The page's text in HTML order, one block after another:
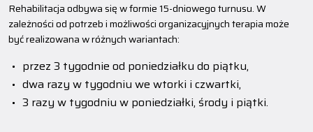
Rehabilitacja odbywa się w formie 15-dniowego turnusu. W
zależności od potrzeb i możliwości organizacyjnych terapia może
być realizowana w różnych wariantach:
przez 3 tygodnie od poniedziałku do piątku,
dwa razy w tygodniu we wtorki i czwartki,
3 razy w tygodniu w poniedziałki, środy i piątki.